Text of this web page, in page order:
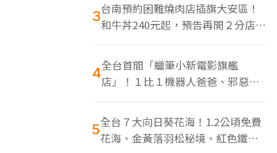
3台南預約困難燒肉店插旗大安區！
和牛丼240元起，預告再開２分店、
地點曝光
4全台首間「蠟筆小新電影旗艦
店」！１比１機器人爸爸、邪惡正
男，百款周邊買翻
5全台７大向日葵花海！1.2公頃免費
花海、金黃落羽松秘境、紅色鐵橋